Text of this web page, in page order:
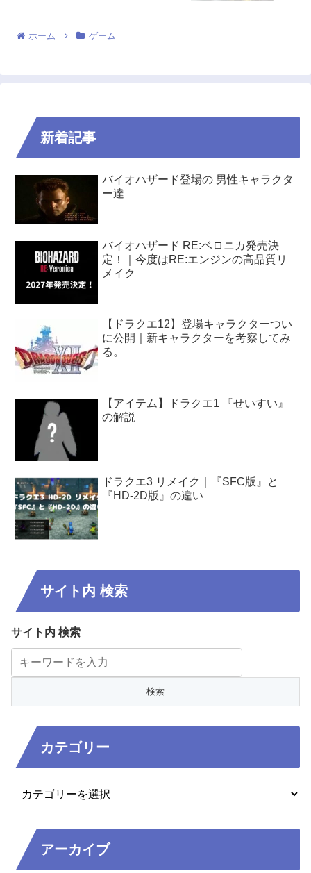
ホーム ゲーム
新着記事
バイオハザード登場の 男性キャラクタ
ー達
バイオハザード RE:ベロニカ発売決
定！｜今度はRE:エンジンの高品質リ
メイク
【ドラクエ12】登場キャラクターつい
に公開｜新キャラクターを考察してみ
る。
【アイテム】ドラクエ1 『せいすい』
の解説
ドラクエ3 リメイク｜『SFC版』と
『HD-2D版』の違い
サイト内 検索
サイト内 検索
カテゴリー
アーカイブ